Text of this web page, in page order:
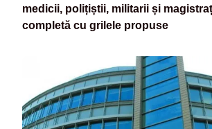
medicii, polițiștii, militarii și
completă cu grilele propuse